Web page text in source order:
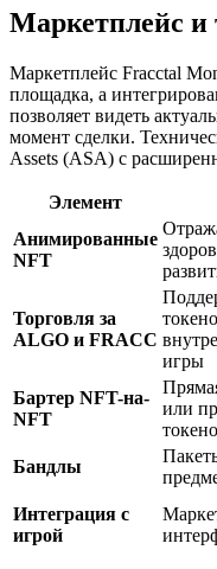
Маркетплейс и
Маркетплейс Fracctal
площадка, а
позволяет видеть
момент сделки.
Assets (ASA) с
Элемент
Анимированные
NFT
Торговля за
ALGO и FRACC
игры
Бартер NFT-на-
NFT
или
Бандлы
Интеграция с
игрой